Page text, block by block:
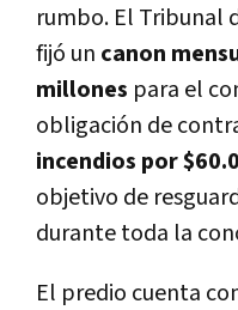
rumbo. El Tribunal
fijó un canon
millones para el
obligación de
incendios por
objetivo de
durante toda la
El predio cuenta